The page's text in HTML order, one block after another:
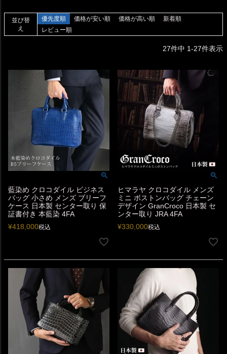
並び替
え
優先度順 価格が安い順 価格が高い順
新着順
レビュー順
27件中 1-27件表示
藍染め クロコダイル ビジネス
バッグ 小さめ メンズ ブリーフ
ケース 日本製 センター取り 保
証書付き 本藍染 4FA
¥418,000税込
ヒマラヤ クロコダイル メンズ
ミニ ボストンバッグ チェーン
デザイン GranCroco 日本製 セ
ンター取り JRA 4FA
¥330,000税込